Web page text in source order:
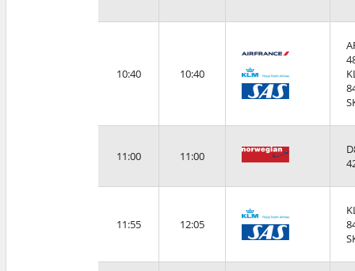
10:40 10:40
11:00 11:00
11:55 12:05